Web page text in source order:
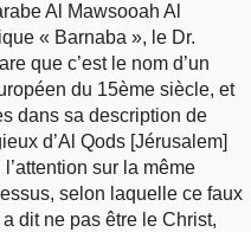
Al Mawsooah Al
« Barnaba », le Dr.
que c’est le nom d’un
du 15ème siècle, et
dans sa description de
d’Al Qods [Jérusalem]
sur la même
selon laquelle ce faux
dit ne pas être le Christ,